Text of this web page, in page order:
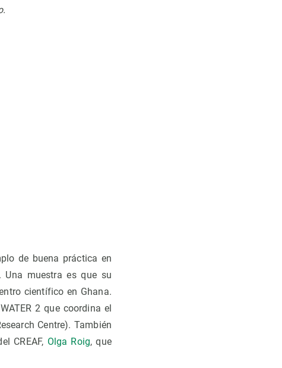
de buena práctica en
muestra es que su
científico en Ghana.
2 que coordina el
Centre). También
CREAF, Olga Roig, que